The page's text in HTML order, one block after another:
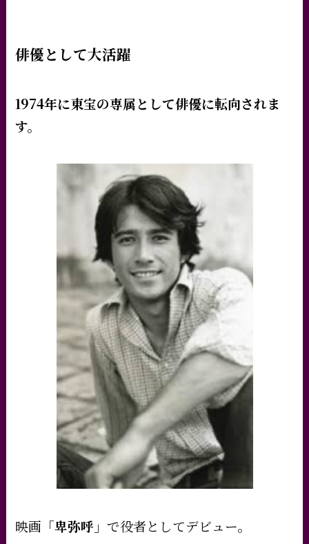
俳優として大活躍
1974年に東宝の専属として俳優に転向されま
す。
映画 「卑弥呼」で役者としてデビュー。